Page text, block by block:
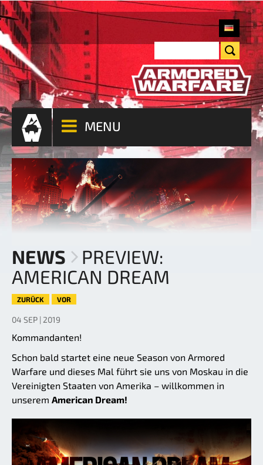
MENU
NEWS
PREVIEW:
AMERICAN DREAM
ZURÜCK VOR
04 SEP | 2019
Kommandanten!
Schon bald startet eine neue Season von Armored
Warfare und dieses Mal führt sie uns von Moskau in die
Vereinigten Staaten von Amerika – willkommen in
unserem American Dream!